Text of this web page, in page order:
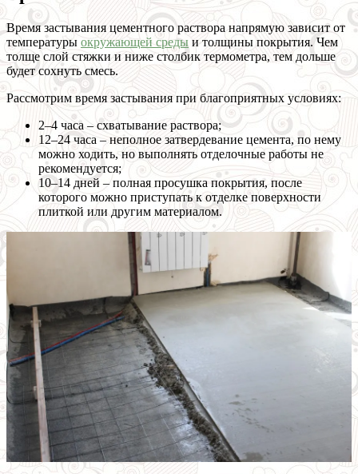
Время застывания цементного раствора напрямую зависит от
температуры окружающей среды и толщины покрытия. Чем
толще слой стяжки и ниже столбик термометра, тем дольше
будет сохнуть смесь.
Рассмотрим время застывания при благоприятных условиях:
2–4 часа – схватывание раствора;
12–24 часа – неполное затвердевание цемента, по нему
можно ходить, но выполнять отделочные работы не
рекомендуется;
10–14 дней – полная просушка покрытия, после
которого можно приступать к отделке поверхности
плиткой или другим материалом.